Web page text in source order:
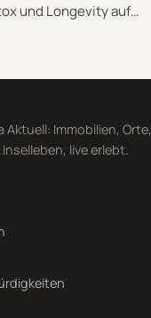
und Longevity auf…
Aktuell: Immobilien, Orte,
live erlebt.